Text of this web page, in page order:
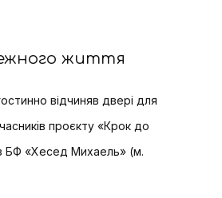
життя
відчиняв двері для
проєкту «Крок до
БФ «Хесед Михаель» (м.